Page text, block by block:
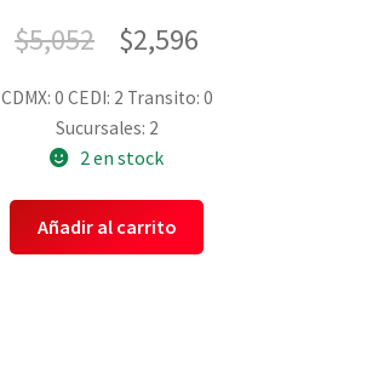
$5,052 $2,596
CDMX: 0 CEDI: 2 Transito: 0
Sucursales: 2
2 en stock
Añadir al carrito